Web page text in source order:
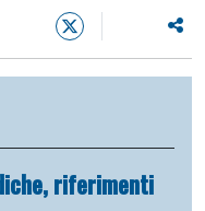
riferimenti